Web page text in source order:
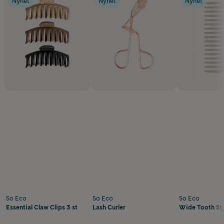
So Eco
Essential Claw Clips 3 st
So Eco
Lash Curler
So Eco
Wide Tooth